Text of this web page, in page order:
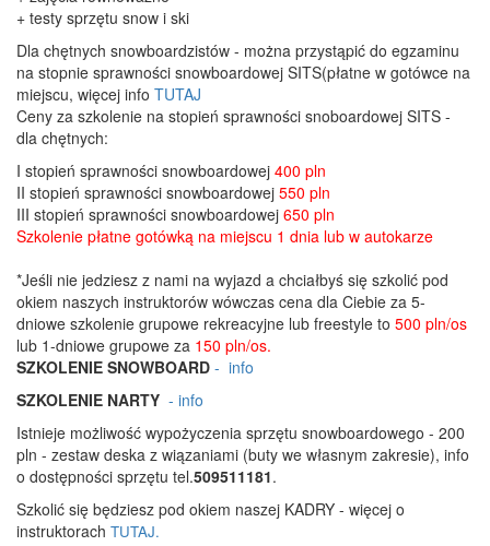
+ testy sprzętu snow i ski
Dla chętnych snowboardzistów - można przystąpić do egzaminu
na stopnie sprawności snowboardowej SITS(płatne w gotówce na
miejscu, więcej info TUTAJ
Ceny za szkolenie na stopień sprawności snoboardowej SITS -
dla chętnych:
I stopień sprawności snowboardowej 400 pln
II stopień sprawności snowboardowej 550 pln
III stopień sprawności snowboardowej 650 pln
Szkolenie płatne gotówką na miejscu 1 dnia lub w autokarze
*Jeśli nie jedziesz z nami na wyjazd a chciałbyś się szkolić pod
okiem naszych instruktorów wówczas cena dla Ciebie za 5-
dniowe szkolenie grupowe rekreacyjne lub freestyle to 500 pln/os
lub 1-dniowe grupowe za 150 pln/os.
SZKOLENIE SNOWBOARD - info
SZKOLENIE NARTY - info
Istnieje możliwość wypożyczenia sprzętu snowboardowego - 200
pln - zestaw deska z wiązaniami (buty we własnym zakresie), info
o dostępności sprzętu tel.509511181.
Szkolić się będziesz pod okiem naszej KADRY - więcej o
instruktorach TUTAJ.